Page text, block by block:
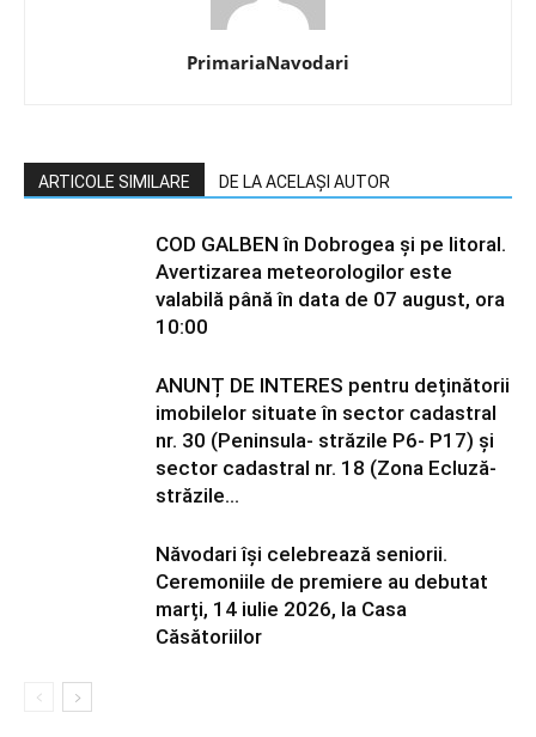
PrimariaNavodari
ARTICOLE SIMILARE DE LA ACELAȘI AUTOR
COD GALBEN în Dobrogea și pe litoral.
Avertizarea meteorologilor este
valabilă până în data de 07 august, ora
10:00
ANUNȚ DE INTERES pentru deținătorii
imobilelor situate în sector cadastral
nr. 30 (Peninsula- străzile P6- P17) și
sector cadastral nr. 18 (Zona Ecluză-
străzile...
Năvodari își celebrează seniorii.
Ceremoniile de premiere au debutat
marți, 14 iulie 2026, la Casa
Căsătoriilor